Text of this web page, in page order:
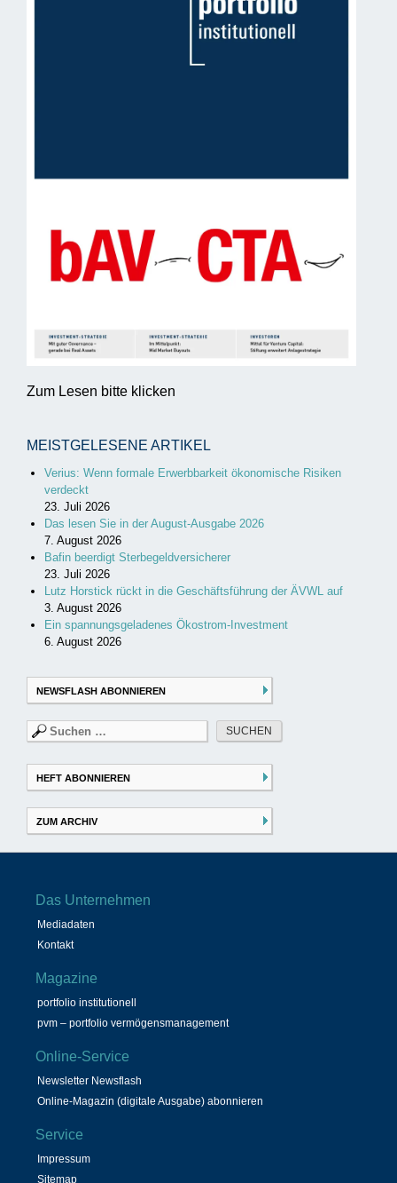
Zum Lesen bitte klicken
MEISTGELESENE ARTIKEL
Verius: Wenn formale Erwerbbarkeit ökonomische Risiken
verdeckt
23. Juli 2026
Das lesen Sie in der August-Ausgabe 2026
7. August 2026
Bafin beerdigt Sterbegeldversicherer
23. Juli 2026
Lutz Horstick rückt in die Geschäftsführung der ÄVWL auf
3. August 2026
Ein spannungsgeladenes Ökostrom-Investment
6. August 2026
NEWSFLASH ABONNIEREN
Suchen
nach:
HEFT ABONNIEREN
ZUM ARCHIV
Das Unternehmen
Mediadaten
Kontakt
Magazine
portfolio institutionell
pvm – portfolio vermögensmanagement
Online-Service
Newsletter Newsflash
Online-Magazin (digitale Ausgabe) abonnieren
Service
Impressum
Sitemap